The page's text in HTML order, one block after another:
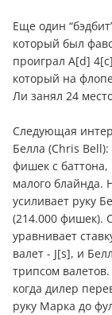
Еще один
который был
проиграл А[d]
который на
Ли занял 24
Следующая
Белла (Chris
фишек с
малого блайнда.
усиливает руку
(214.000 фишек).
уравнивает
валет - J[s], и
трипсом
когда дилер
руку Марка до